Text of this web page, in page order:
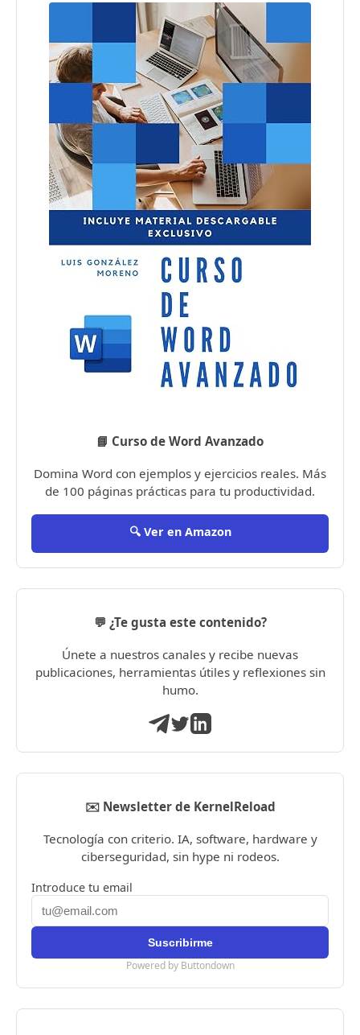
📘 Curso de Word Avanzado
Domina Word con ejemplos y ejercicios reales. Más
de 100 páginas prácticas para tu productividad.
🔍 Ver en Amazon
💬 ¿Te gusta este contenido?
Únete a nuestros canales y recibe nuevas
publicaciones, herramientas útiles y reflexiones sin
humo.
✉️ Newsletter de KernelReload
Tecnología con criterio. IA, software, hardware y
ciberseguridad, sin hype ni rodeos.
Introduce tu email
Powered by Buttondown